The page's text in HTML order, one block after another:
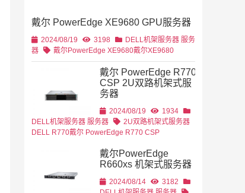
戴尔 PowerEdge XE9680 GPU服务器
2024/08/19 3198 DELL机架服务器 服务
器
戴尔PowerEdge XE9680戴尔XE9680
戴尔 PowerEdge R770
CSP 2U双路机架式服
务器
2024/08/19
1934
DELL机架服务器 服务器
2U双路机架式服务器
DELL R770戴尔 PowerEdge R770 CSP
戴尔PowerEdge
R660xs 机架式服务器
2024/08/14
3182